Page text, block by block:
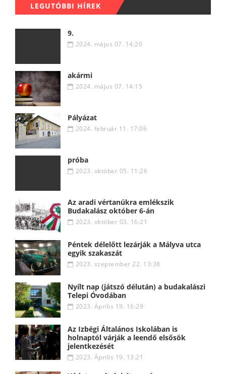
LEGUTÓBBI HÍREK
9.
2024. május 07. 14:20
akármi
2024. május 07. 14:15
Pályázat
2024. február 11. 17:06
próba
2023. október 05. 11:26
Az aradi vértanúkra emlékszik
Budakalász október 6-án
2023. október 03. 16:21
Péntek délelőtt lezárják a Mályva utca
egyik szakaszát
2023. szeptember 22. 13:38
Nyílt nap (játszó délután) a budakalászi
Telepi Óvodában
2023. Április 19. 16:29
Az Izbégi Általános Iskolában is
holnaptól várják a leendő elsősök
jelentkezését
2023. Április 19. 13:21